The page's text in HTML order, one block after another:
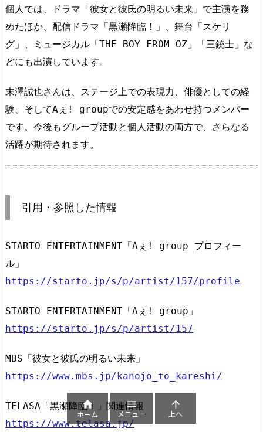
個人では、ドラマ「彼女と彼氏の明るい未来」で主演を務
めたほか、配信ドラマ「黒瀬降臨！」、舞台「スケリ
グ」、ミュージカル「THE BOY FROM OZ」「三銃士」な
どにも出演しています。
末澤誠也さんは、ステージ上での表現力、俳優としての経
験、そしてAぇ! groupでの安定感をあわせ持つメンバー
です。今後もグループ活動と個人活動の両方で、さらなる
活躍が期待されます。
引用・参照した情報
STARTO ENTERTAINMENT「Aぇ! group プロフィー
ル」
https://starto.jp/s/p/artist/157/profile
STARTO ENTERTAINMENT「Aぇ! group」
https://starto.jp/s/p/artist/157
MBS「彼女と彼氏の明るい未来」
https://www.mbs.jp/kanojo_to_kareshi/
TELASA「黒瀬降臨！」関連情報
https://www.telasa.jp/

ホーム

メニュー

上へ